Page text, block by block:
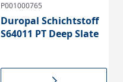
P001000765
Duropal Schichtstoff
S64011 PT Deep Slate